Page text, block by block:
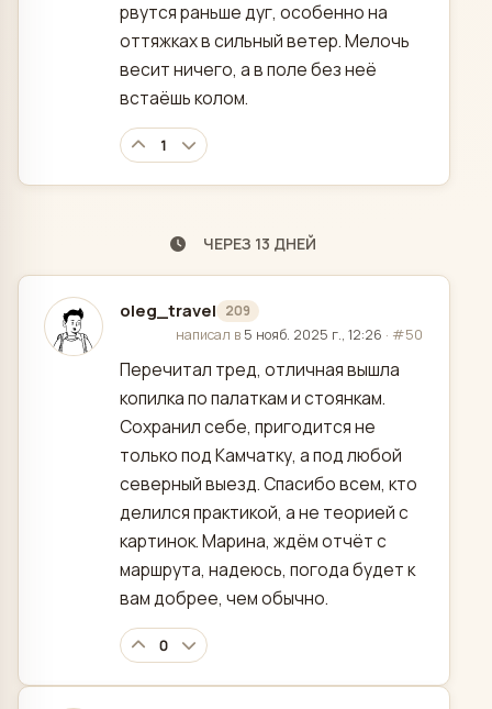
рвутся раньше дуг, особенно на
оттяжках в сильный ветер. Мелочь
весит ничего, а в поле без неё
встаёшь колом.
1
ЧЕРЕЗ 13 ДНЕЙ
oleg_travel 209
отредактировано
написал в 5 нояб. 2025 г., 12:26 · #50
Перечитал тред, отличная вышла
копилка по палаткам и стоянкам.
Сохранил себе, пригодится не
только под Камчатку, а под любой
северный выезд. Спасибо всем, кто
делился практикой, а не теорией с
картинок. Марина, ждём отчёт с
маршрута, надеюсь, погода будет к
вам добрее, чем обычно.
0